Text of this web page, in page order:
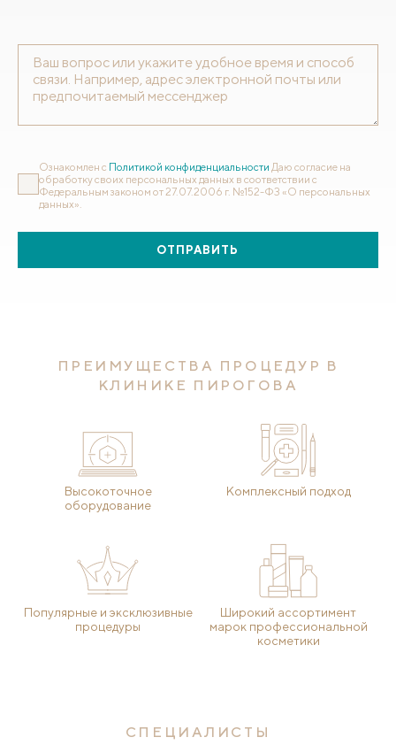
Ознакомлен с Политикой конфиденциальности Даю согласие на
обработку своих персональных данных в соответствии с
Федеральным законом от 27.07.2006 г. №152-ФЗ «О персональных
данных».
ОТПРАВИТЬ
ПРЕИМУЩЕСТВА ПРОЦЕДУР В
КЛИНИКЕ ПИРОГОВА
Высокоточное
оборудование
Комплексный подход
Популярные и эксклюзивные
процедуры
Широкий ассортимент
марок профессиональной
косметики
СПЕЦИАЛИСТЫ